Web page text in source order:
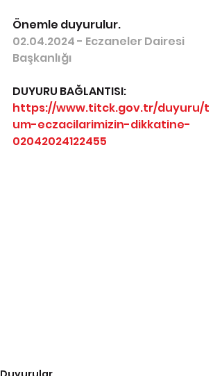
Önemle duyurulur.
02.04.2024 - Eczaneler Dairesi
Başkanlığı
DUYURU BAĞLANTISI:
https://www.titck.gov.tr/duyuru/t
um-eczacilarimizin-dikkatine-
02042024122455